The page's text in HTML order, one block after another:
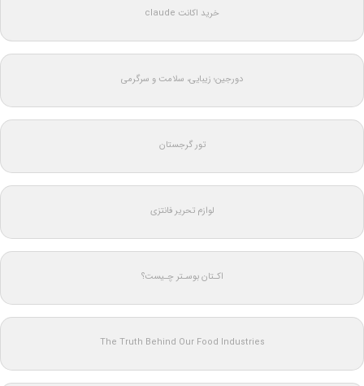
خرید اکانت claude
دورجین؛ زیبایی، سلامت و سرگرمی
تور گرجستان
لوازم تحریر فانتزی
اکـتان بوسـتر چـیست؟
The Truth Behind Our Food Industries